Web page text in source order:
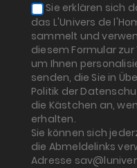
Sie erklären sich
das L'Univers de
sammelt und
diesem Formular
um Ihnen
senden, die Sie in
Politik der
die Kästchen an,
erhalten.
Sie können sich
die Abmeldelinks
Adresse